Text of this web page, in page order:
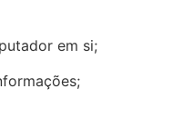
em si;